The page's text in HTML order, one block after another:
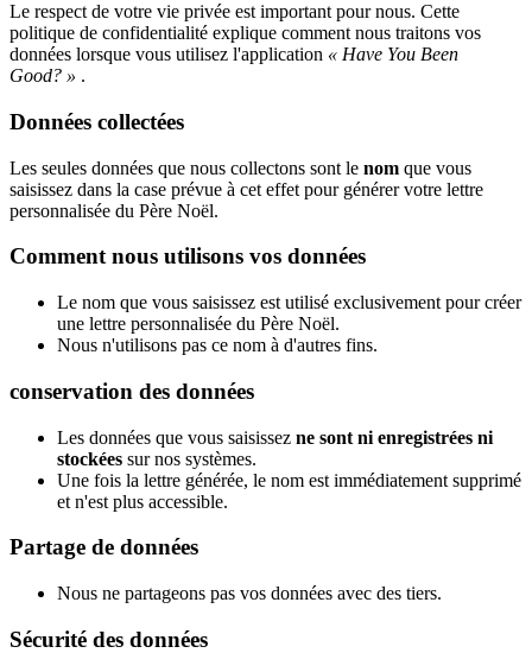
Le respect de votre vie privée est important pour nous. Cette
politique de confidentialité explique comment nous traitons vos
données lorsque vous utilisez l'application « Have You Been
Good? » .
Données collectées
Les seules données que nous collectons sont le nom que vous
saisissez dans la case prévue à cet effet pour générer votre lettre
personnalisée du Père Noël.
Comment nous utilisons vos données
Le nom que vous saisissez est utilisé exclusivement pour créer
une lettre personnalisée du Père Noël.
Nous n'utilisons pas ce nom à d'autres fins.
conservation des données
Les données que vous saisissez ne sont ni enregistrées ni
stockées sur nos systèmes.
Une fois la lettre générée, le nom est immédiatement supprimé
et n'est plus accessible.
Partage de données
Nous ne partageons pas vos données avec des tiers.
Sécurité des données